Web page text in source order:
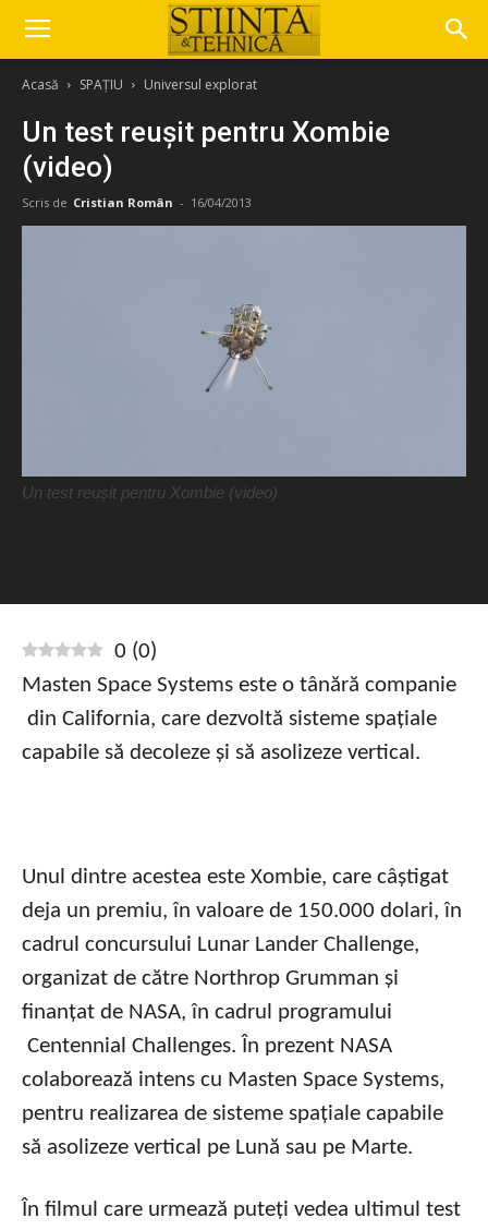
Acasă SPAȚIU Universul explorat
Un test reușit pentru Xombie
(video)
Scris de Cristian Român - 16/04/2013
Un test reușit pentru Xombie (video)
0 (0)
Masten Space Systems este o tânără companie
din California, care dezvoltă sisteme spațiale
capabile să decoleze și să asolizeze vertical.
Unul dintre acestea este Xombie, care câștigat
deja un premiu, în valoare de 150.000 dolari, în
cadrul concursului Lunar Lander Challenge,
organizat de către Northrop Grumman și
finanțat de NASA, în cadrul programului
Centennial Challenges. În prezent NASA
colaborează intens cu Masten Space Systems,
pentru realizarea de sisteme spațiale capabile
să asolizeze vertical pe Lună sau pe Marte.
În filmul care urmează puteți vedea ultimul test